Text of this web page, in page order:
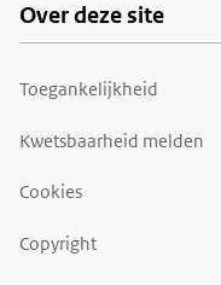
Over deze site
Toegankelijkheid
Kwetsbaarheid melden
Cookies
Copyright